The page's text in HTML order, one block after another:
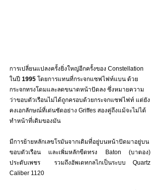
การเปลี่ยนแปลงครั้งยิ่งใหญ่อีกครั้งของ Constellation
ในปี 1995 โดยการแทนที่กระจกแซฟไฟท์แบน ด้วย
กระจกทรงโดมและลดขนาดหน้าปัดลง ซึ่งหมายความ
ว่าขอบตัวเรือนไม่ได้ถูกครอบด้วยกระจกแซฟไฟท์ แต่ยัง
คงเอกลักษณ์ที่เด่นชัดอย่าง Griffes สองคู่ถึงแม้จะไม่ได้
ทำหน้าที่เดิมของมัน
มีการย้ายหลักเลขโรมันจากเดิมที่อยู่บนหน้าปัดมาอยู่บน
ขอบตัวเรือน และเพิ่มหลักขีดทรง Baton (บาตอง)
ประดับเพชร  รวมถึงอัพเดทกลไกเป็นระบบ Quartz
Caliber 1120